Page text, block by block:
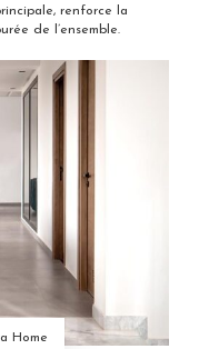
renforce la
de l’ensemble.
Home